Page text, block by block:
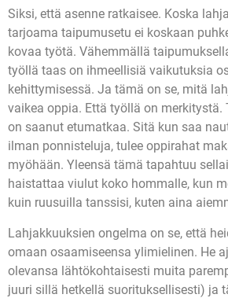
Siksi, että asenne ratkaisee. Koska
tarjoama taipumusetu ei koskaan
kovaa työtä. Vähemmällä
työllä taas on ihmeellisiä vaikutuksia
kehittymisessä. Ja tämä on se, mitä
vaikea oppia. Että työllä on merkitystä.
on saanut etumatkaa. Sitä kun saa
ilman ponnisteluja, tulee oppirahat
myöhään. Yleensä tämä tapahtuu
haistattaa viulut koko hommalle, kun
kuin ruusuilla tanssisi, kuten aina
Lahjakkuuksien ongelma on se, että
omaan osaamiseensa ylimielinen. He
olevansa lähtökohtaisesti muita
juuri sillä hetkellä suorituksellisesti) ja